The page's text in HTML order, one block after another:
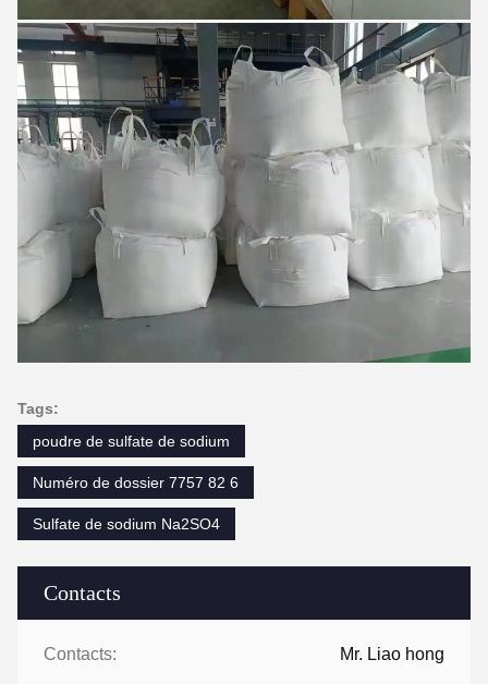
Contacts
Contacts: Mr. Liao hong
Tags:
poudre de sulfate de sodium
Numéro de dossier 7757 82 6
Sulfate de sodium Na2SO4